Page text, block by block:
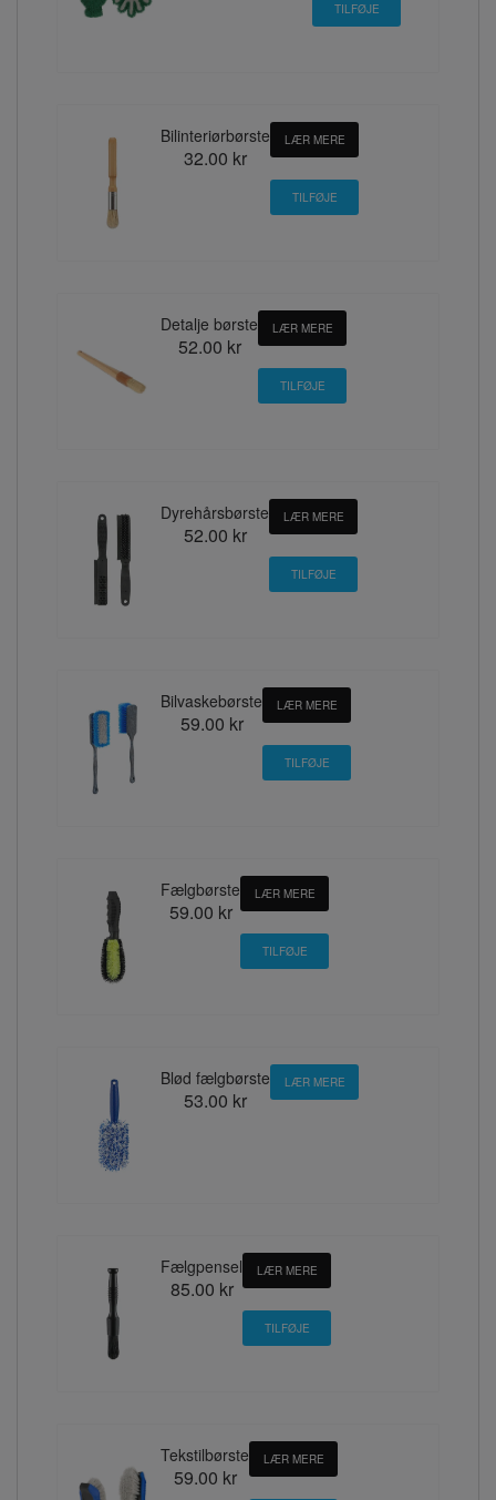
Bilinteriørbørste
32.00 kr
LÆR MERE
Detalje børste
52.00 kr
LÆR MERE
Dyrehårsbørste
52.00 kr
LÆR MERE
Bilvaskebørste
59.00 kr
LÆR MERE
Fælgbørste
59.00 kr
LÆR MERE
Blød fælgbørste
53.00 kr
LÆR MERE
Fælgpensel
85.00 kr
LÆR MERE
Tekstilbørste
59.00 kr
LÆR MERE